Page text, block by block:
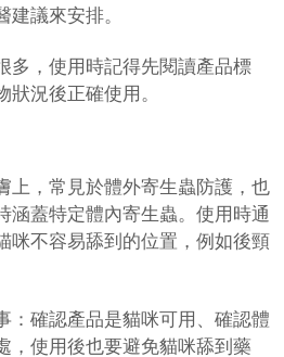
建議來安排。
多，使用時記得先閱讀產品標
狀況後正確使用。
上，常見於體外寄生蟲防護，也
涵蓋特定體內寄生蟲。使用時通
咪不容易舔到的位置，例如後頸
：確認產品是貓咪可用、確認體
，使用後也要避免貓咪舔到藥